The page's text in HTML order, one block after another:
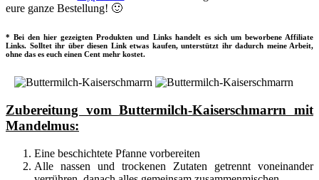
eure ganze Bestellung! 🙂
* Bei den hier gezeigten Produkten und Links handelt es sich um beworbene Affiliate
Links. Solltet ihr über diesen Link etwas kaufen, unterstützt ihr dadurch meine Arbeit,
ohne das es euch einen Cent mehr kostet.
Zubereitung vom Buttermilch-Kaiserschmarrn mit
Mandelmus:
Eine beschichtete Pfanne vorbereiten
Alle nassen und trockenen Zutaten getrennt voneinander